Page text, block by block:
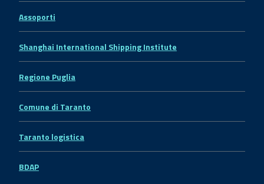
Assoporti
Shanghai International Shipping Institute
Regione Puglia
Comune di Taranto
Taranto logistica
BDAP